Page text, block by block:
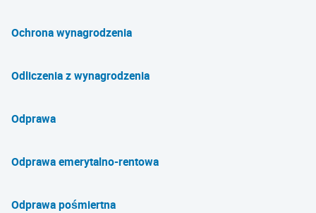
Ochrona wynagrodzenia
Odliczenia z wynagrodzenia
Odprawa
Odprawa emerytalno-rentowa
Odprawa pośmiertna